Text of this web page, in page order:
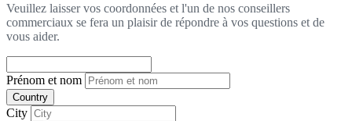
Veuillez laisser vos coordonnées et l'un de nos conseillers
commerciaux se fera un plaisir de répondre à vos questions et de
vous aider.
Prénom et nom
Country
City